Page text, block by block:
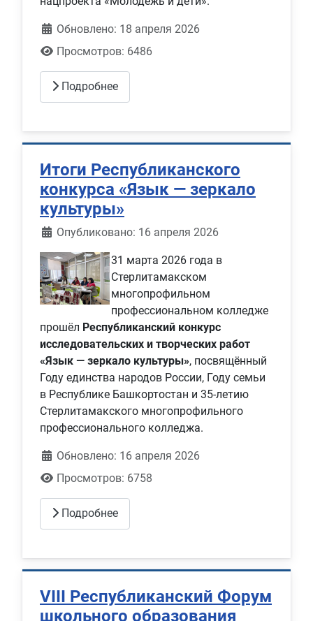
Обновлено: 18 апреля 2026
Просмотров: 6486
Подробнее
Итоги Республиканского
конкурса «Язык — зеркало
культуры»
Информация о материале
Опубликовано: 16 апреля 2026
31 марта 2026 года в
Стерлитамакском
многопрофильном
профессиональном колледже
прошёл Республиканский конкурс
исследовательских и творческих работ
«Язык — зеркало культуры», посвящённый
Году единства народов России, Году семьи
в Республике Башкортостан и 35‑летию
Стерлитамакского многопрофильного
профессионального колледжа.
Обновлено: 16 апреля 2026
Просмотров: 6758
Подробнее
VIII Республиканский Форум
школьного образования